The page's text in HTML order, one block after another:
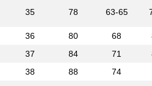
35 78 63-65
36 80 68
37 84 71
38 88 74